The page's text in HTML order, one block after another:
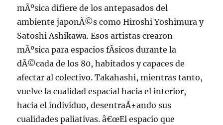
mÃºsica difiere de los antepasados del
ambiente japonÃ©s como Hiroshi Yoshimura y
Satoshi Ashikawa. Esos artistas crearon
mÃºsica para espacios fÃ­sicos durante la
dÃ©cada de los 80, habitados y capaces de
afectar al colectivo. Takahashi, mientras tanto,
vuelve la cualidad espacial hacia el interior,
hacia el individuo, desentraÃ±ando sus
cualidades paliativas. â€œEl espacio que